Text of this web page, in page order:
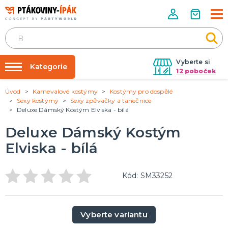
Vyberte si
12 poboček
Půjčovna kostýmů
Párty výzdoba na klíč
Nafukování balónků
Prodejny
Párty Blog
Kategorie
Narozeninové oslavy
KARNEVALOVÉ KOSTÝMY
Kostýmy pro děti
DOPLŇKY A MAKEUP
Make-up, dekorace na kůži, tetování, umělé řasy
Úvod Karnevalové kostýmy
Kostýmy pro dospělé
Sexy kostýmy
Sexy zpěvačky a tanečnice
Deluxe Dámský Kostým Elviska - bílá
Deluxe Dámský Kostým
Elviska - bílá
Kód: SM33252
Vyberte variantu